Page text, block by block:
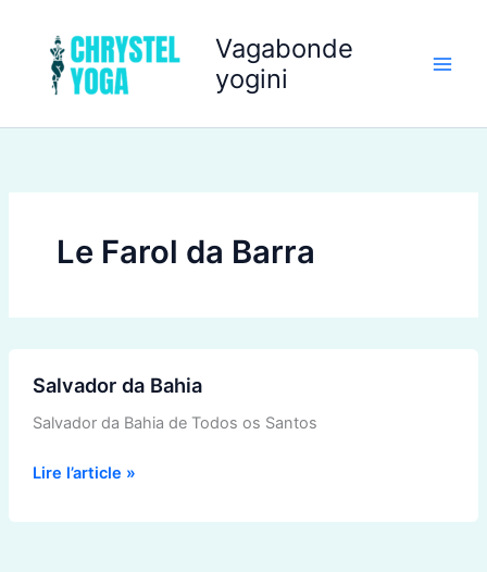
contenu
Vagabonde
yogini
Le Farol da Barra
Salvador da Bahia
Salvador da Bahia de Todos os Santos
da
Bahia
Lire l’article »